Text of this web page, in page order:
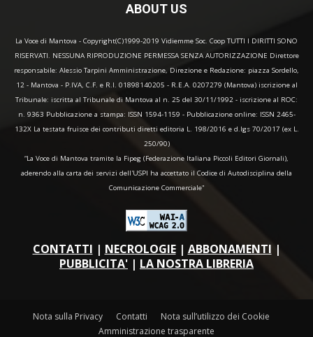
ABOUT US
La Voce di Mantova - Copyright(C)1999-2019 Vidiemme Soc. Coop TUTTI I DIRITTI SONO
RISERVATI. NESSUNA RIPRODUZIONE PERMESSA SENZA AUTORIZZAZIONE Direttore
responsabile: Alessio Tarpini Amministrazione, Direzione e Redazione: piazza Sordello,
12 - Mantova - P.IVA, C.F. e R.I. 01898140205 - R.E.A. 0207279 (Mantova) iscrizione al
Tribunale: iscritta al Tribunale di Mantova al n. 25 del 30/11/1992 - iscrizione al ROC:
n. 9363 Pubblicazione a stampa: ISSN 1594-1159 - Pubblicazione online: ISSN 2465-
132X La testata fruisce dei contributi diretti editoria L. 198/2016 e d.lgs 70/2017 (ex L.
250/90)
“La Voce di Mantova tramite la Fipeg (Federazione Italiana Piccoli Editori Giornali),
aderendo alla carta dei servizi dell'USPI ha accettato il Codice di Autodisciplina della
Comunicazione Commerciale"
CONTATTI | NECROLOGIE| ABBONAMENTI |
PUBBLICITA' | LA NOSTRA LIBRERIA
Nota sulla Privacy Contatti
Nota sull’utilizzo dei Cookie
Amministrazione trasparente